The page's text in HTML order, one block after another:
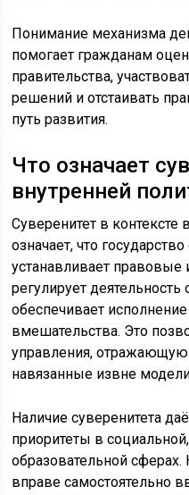
Понимание механизма
помогает гражданам
правительства,
решений и отстаивать
путь развития.
Что означает
внутренней
Суверенитет в контексте
означает, что
устанавливает
регулирует деятельность
обеспечивает
вмешательства. Это
управления,
навязанные извне
Наличие суверенитета
приоритеты в
образовательной
вправе самостоятельно